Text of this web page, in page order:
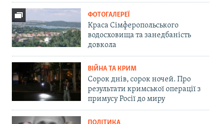
ФОТОГАЛЕРЕЇ
Краса Сімферопольського
водосховища та занедбаність
довкола
ВІЙНА ТА КРИМ
Сорок днів, сорок ночей. Про
результати кримської операції з
примусу Росії до миру